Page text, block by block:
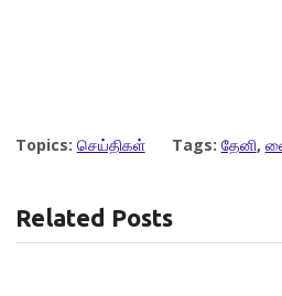
Topics: செய்திகள் Tags: தேனி,
Related Posts